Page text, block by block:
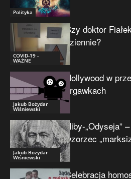
Polityka
COVID-19 -
WAŻNE
Czy doktor
dziennie?
Jakub Bożydar
Wiśniewski
Hollywood w
drgawkach
Jakub Bożydar
Wiśniewski
Niby-„Odyseja”
wzorzec
Celebracja